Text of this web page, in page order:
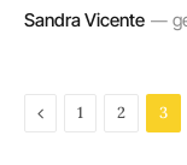
Sandra Vicente
Previous
1 2 3